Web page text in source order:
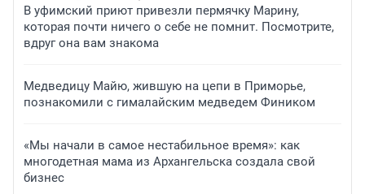
В уфимский приют привезли пермячку Марину,
которая почти ничего о себе не помнит. Посмотрите,
вдруг она вам знакома
Медведицу Майю, жившую на цепи в Приморье,
познакомили с гималайским медведем Фиником
«Мы начали в самое нестабильное время»: как
многодетная мама из Архангельска создала свой
бизнес